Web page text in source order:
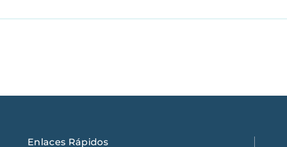
Enlaces Rápidos